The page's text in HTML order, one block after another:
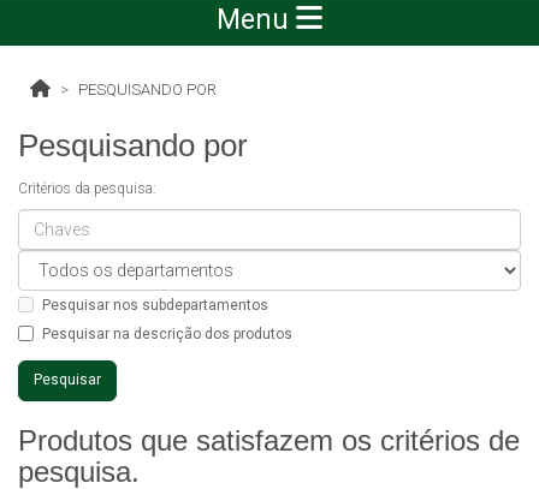
Menu
PESQUISANDO POR
Pesquisando por
Critérios da pesquisa:
Pesquisar nos subdepartamentos
Pesquisar na descrição dos produtos
Produtos que satisfazem os critérios de
pesquisa.